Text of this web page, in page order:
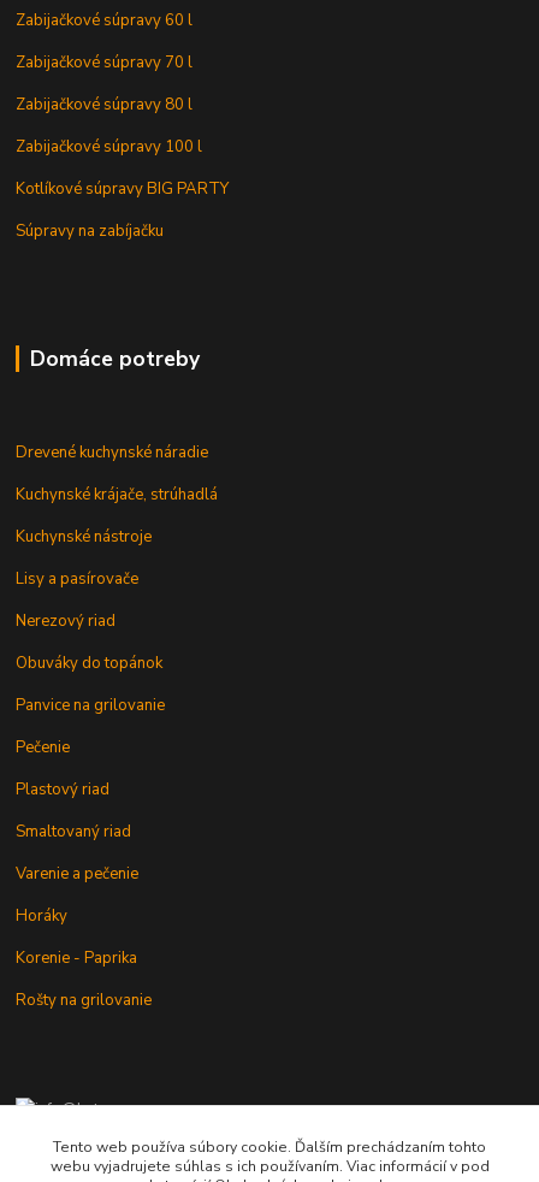
Zabijačkové súpravy 60 l
Zabijačkové súpravy 70 l
Zabijačkové súpravy 80 l
Zabijačkové súpravy 100 l
Kotlíkové súpravy BIG PARTY
Súpravy na zabíjačku
Domáce potreby
Drevené kuchynské náradie
Kuchynské krájače, strúhadlá
Kuchynské nástroje
Lisy a pasírovače
Nerezový riad
Obuváky do topánok
Panvice na grilovanie
Pečenie
Plastový riad
Smaltovaný riad
Varenie a pečenie
Horáky
Korenie - Paprika
Rošty na grilovanie
+421 902 212 007
od 8:00 - do 16:00 hod
Tento web používa súbory cookie. Ďalším prechádzaním tohto
webu vyjadrujete súhlas s ich používaním. Viac informácií v pod